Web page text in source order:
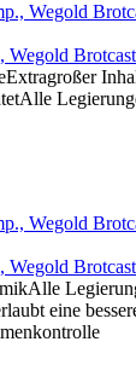
Wegold
Wegold
eine